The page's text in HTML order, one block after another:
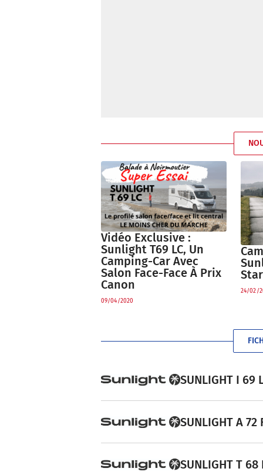
Vidéo Exclusive :
Sunlight T69 LC, Un
Camping-Car Avec
Salon Face-Face À Prix
Canon
09/04/2020
24/02/
SUNLIGHT I 69
SUNLIGHT A
SUNLIGHT T